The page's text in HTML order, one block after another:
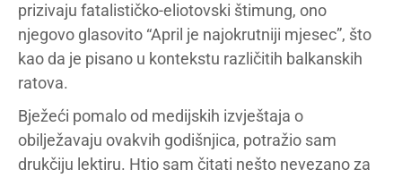
prizivaju fatalističko-eliotovski štimung, ono
njegovo glasovito “April je najokrutniji mjesec”, što
kao da je pisano u kontekstu različitih balkanskih
ratova.
Bježeći pomalo od medijskih izvještaja o
obilježavaju ovakvih godišnjica, potražio sam
drukčiju lektiru. Htio sam čitati nešto nevezano za